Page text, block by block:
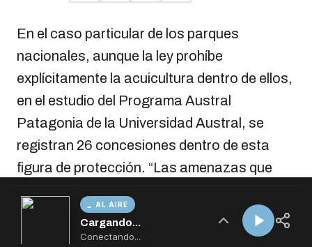
AL AIRE
Cargando...
Conectando...